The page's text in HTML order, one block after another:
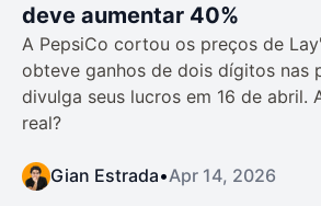
deve aumentar 40%
A PepsiCo cortou os preços de
obteve ganhos de dois dígitos nas
divulga seus lucros em 16 de abril.
real?
Gian Estrada•Apr 14, 2026